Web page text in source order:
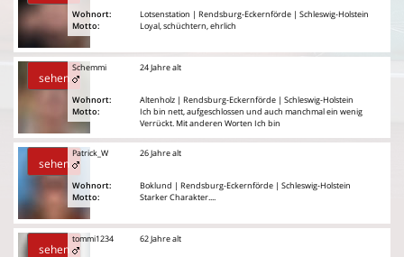
Wohnort:
Motto:
Lotsenstation | Rendsburg-Eckernförde | Schleswig-Holstein
Loyal, schüchtern, ehrlich
sehen
Schemmi
Wohnort:
Motto:
24 Jahre alt
Altenholz | Rendsburg-Eckernförde | Schleswig-Holstein
Ich bin nett, aufgeschlossen und auch manchmal ein wenig
Verrückt. Mit anderen Worten Ich bin
sehen
Patrick_W
Wohnort:
Motto:
26 Jahre alt
Boklund | Rendsburg-Eckernförde | Schleswig-Holstein
Starker Charakter....
sehen
tommi1234 62 Jahre alt